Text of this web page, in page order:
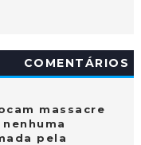
COMENTÁRIOS
massacre
pela